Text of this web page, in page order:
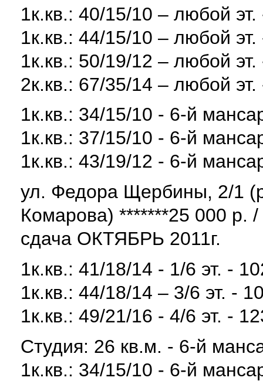
1к.кв.: 40/15/10 – любой
1к.кв.: 44/15/10 – любой
1к.кв.: 50/19/12 – любой
2к.кв.: 67/35/14 – любой
1к.кв.: 34/15/10 - 6-й
1к.кв.: 37/15/10 - 6-й
1к.кв.: 43/19/12 - 6-й
ул. Федора Щербины, 2/1
Комарова) *******25 000 р.
сдача ОКТЯБРЬ 2011г.
1к.кв.: 41/18/14 - 1/6 эт. -
1к.кв.: 44/18/14 – 3/6 эт. -
1к.кв.: 49/21/16 - 4/6 эт. -
Студия: 26 кв.м. - 6-й
1к.кв.: 34/15/10 - 6-й